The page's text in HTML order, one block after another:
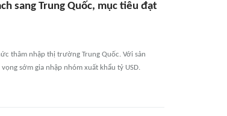
sang Trung Quốc, mục tiêu đạt
thâm nhập thị trường Trung Quốc. Với sản
sớm gia nhập nhóm xuất khẩu tỷ USD.